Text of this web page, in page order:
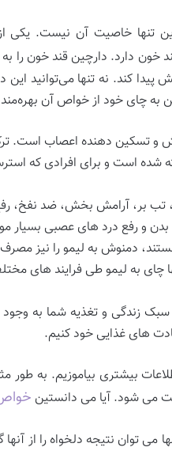
تنها خاصیت آن نیست.
خون دارد. دارچین قند خون را
کند. نه تنها می‌توانید
به چای خود از خواص آن
دهنده اعصاب است.
شده است و برای افرادی که
تب بر، آرامش بخش، ضد نفخ،
و رفع درد های عصبی بسیار
دمنوش به لیمو را نیز
چای به لیمو طی فرایند
زندگی و تغذیه شما به
های غذایی خود کنیم.
اطلاعات بیشتری بیاموزیم.
می شود. آیا می دانستین
می توان نتیجه دلخواه را از